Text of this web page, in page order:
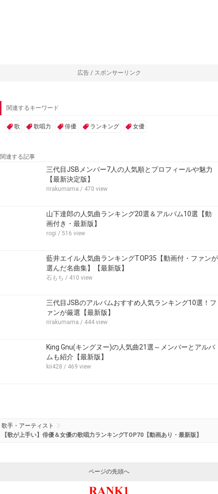
広告 / スポンサーリンク
関連するキーワード
歌 歌唱力 俳優 ランキング 女優
関連する記事
三代目JSBメンバー7人の人気順とプロフィールや魅力
【最新決定版】
rirakumama / 470 view
山下達郎の人気曲ランキング20選＆アルバム10選【動
画付き・最新版】
rogi / 516 view
藍井エイル人気曲ランキングTOP35【動画付・ファンが
選んだ名曲集】【最新版】
石もち / 410 view
三代目JSBのアルバムおすすめ人気ランキング10選！フ
ァンが厳選【最新版】
rirakumama / 444 view
King Gnu(キングヌー)の人気曲21選～メンバーとアルバ
ムも紹介【最新版】
kii428 / 469 view
歌手・アーティスト
【歌が上手い】俳優＆女優の歌唱力ランキングTOP70【動画あり・最新版】
ページの先頭へ